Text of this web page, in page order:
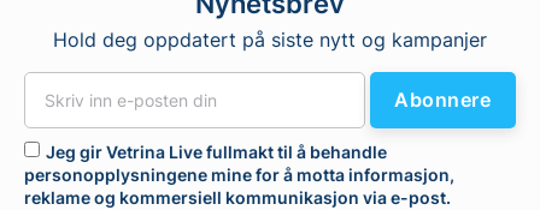
Hold deg oppdatert på siste nytt og kampanjer
Jeg gir Vetrina Live fullmakt til å behandle
personopplysningene mine for å motta informasjon,
reklame og kommersiell kommunikasjon via e-post.
Abonnere